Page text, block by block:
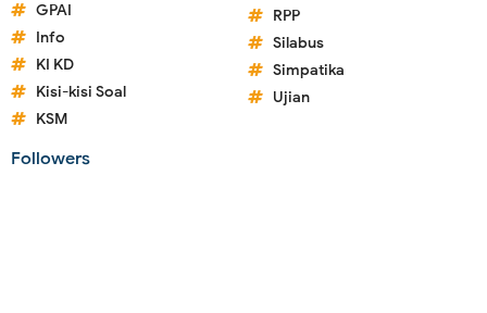
GPAI
Info
KI KD
Kisi-kisi Soal
KSM
RPP
Silabus
Simpatika
Ujian
Followers